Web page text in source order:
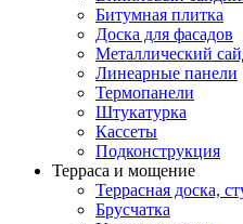
Битумная плитка
Доска для фасадов
Металлический
Линеарные панели
Термопанели
Штукатурка
Кассеты
Подконструкция
Терраса и мощение
Террасная доска,
Брусчатка